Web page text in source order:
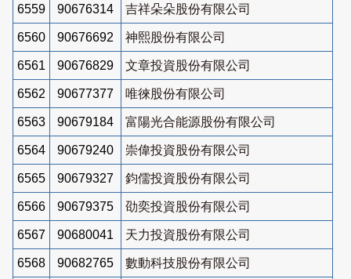
6559 90676314 吉祥朵朵股份有限公司
6560 90676692 神熙股份有限公司
6561 90676829 文章投資股份有限公司
6562 90677377 唯徠股份有限公司
6563 90679184 富陽光合能源股份有限公司
6564 90679240 崇偉投資股份有限公司
6565 90679327 鈞儒投資股份有限公司
6566 90679375 劭奕投資股份有限公司
6567 90680041 天力投資股份有限公司
6568 90682765 數動科技股份有限公司